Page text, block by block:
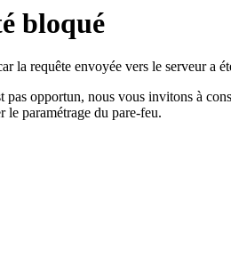
bloqué
la requête envoyée vers le serveur a
pas opportun, nous vous invitons à
le paramétrage du pare-feu.